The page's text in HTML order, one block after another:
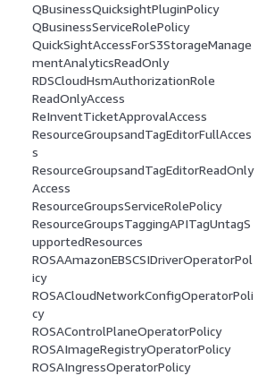
QBusinessQuicksightPluginPolicy
QBusinessServiceRolePolicy
QuickSightAccessForS3StorageManage
mentAnalyticsReadOnly
RDSCloudHsmAuthorizationRole
ReadOnlyAccess
ReInventTicketApprovalAccess
ResourceGroupsandTagEditorFullAcces
s
ResourceGroupsandTagEditorReadOnly
Access
ResourceGroupsServiceRolePolicy
ResourceGroupsTaggingAPITagUntagS
upportedResources
ROSAAmazonEBSCSIDriverOperatorPol
icy
ROSACloudNetworkConfigOperatorPoli
cy
ROSAControlPlaneOperatorPolicy
ROSAImageRegistryOperatorPolicy
ROSAIngressOperatorPolicy